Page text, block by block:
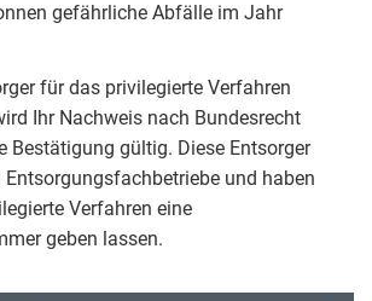
gefährliche Abfälle im Jahr
für das privilegierte Verfahren
Ihr Nachweis nach Bundesrecht
Bestätigung gültig. Diese Entsorger
Entsorgungsfachbetriebe und haben
Verfahren eine
geben lassen.